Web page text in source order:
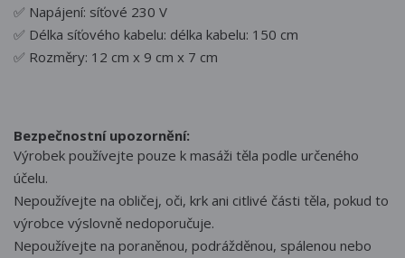
✅ Napájení: síťové 230 V
✅ Délka síťového kabelu: délka kabelu: 150 cm
✅ Rozměry: 12 cm x 9 cm x 7 cm
Bezpečnostní upozornění:
Výrobek používejte pouze k masáži těla podle určeného
účelu.
Nepoužívejte na obličej, oči, krk ani citlivé části těla, pokud to
výrobce výslovně nedoporučuje.
Nepoužívejte na poraněnou, podrážděnou, spálenou nebo